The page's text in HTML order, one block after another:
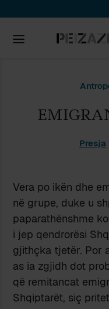
Presja
Vera po ikën dhe
në grupe, duke u
paparathënshme
i jep qendrorësi
gjithçka tjetër. Por
as ia zgjidh dot
që remitancat
Shqiptarët, siç